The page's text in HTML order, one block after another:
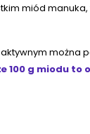
miód
100 g miodu to